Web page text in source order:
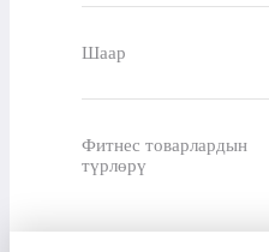
Шаар
Фитнес товарлардын
түрлөрү